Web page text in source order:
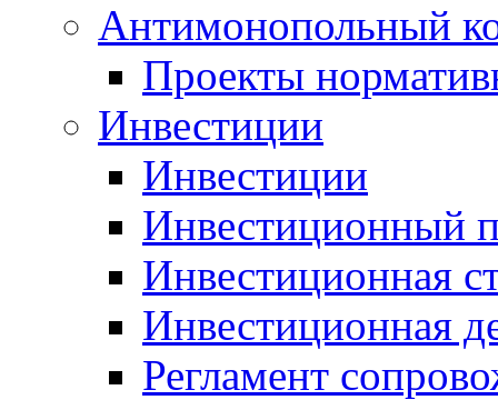
Антимонопольный
Проекты
Инвестиции
Инвестиции
Инвестиционный
Инвестиционная
Инвестиционная
Регламент